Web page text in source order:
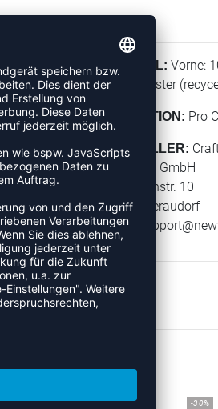
Das Pro
Branding
Eng
MATERIAL: Vorne:
97% Polyester
KOLLEKTION: Pro
HERSTELLER:
New Wave GmbH
Geigelsteinstr. 10
83080 Oberaudorf
E-Mail:
-30%